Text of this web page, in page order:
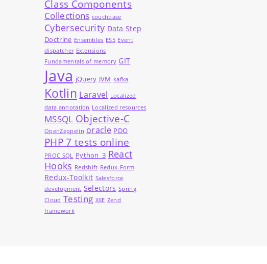
Class Components
Collections couchbase
Cybersecurity Data Step
Doctrine Ensembles ES5 Event
dispatcher Extensions
Fundamentals of memory GIT
Java jQuery JVM kafka
Kotlin Laravel Localized
data annotation Localized resources
MSSQL Objective-C
OpenZeppelin oracle PDO
PHP 7 tests online
PROC SQL Python_3 React
Hooks Redshift Redux-Form
Redux-Toolkit Salesforce
development Selectors Spring
Cloud Testing XXE Zend
framework